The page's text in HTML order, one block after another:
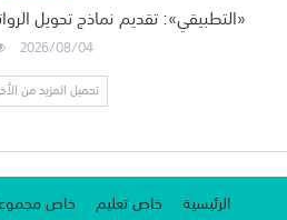
«التطبيقي»: تقديم نماذج تحويل
2026/08/04
تحميل المزيد من
الرئيسية خاص تعليم خاص